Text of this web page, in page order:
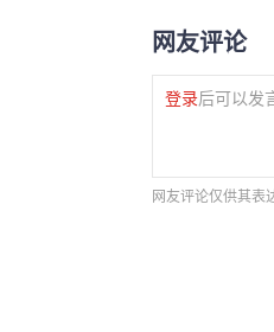
网友评论
登录后可以发
网友评论仅供其表